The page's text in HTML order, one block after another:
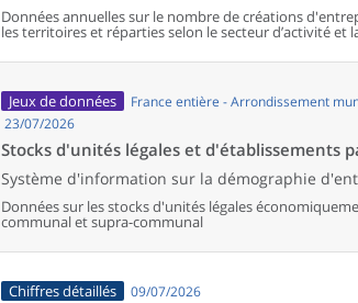
Données annuelles sur le nombre de créations
les territoires et réparties selon le secteur d’activité et
Jeux de données
France entière - Arrondissement
23/07/2026
Stocks d'unités légales et d'établissements
Système d'information sur la démographie
Données sur les stocks d'unités légales
communal et supra-communal
Chiffres détaillés 09/07/2026